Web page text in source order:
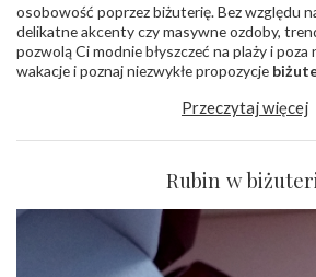
osobowość poprzez biżuterię. Bez względu
delikatne akcenty czy masywne ozdoby,
pozwolą Ci modnie błyszczeć na plaży i poza
wakacje i poznaj niezwykłe propozycje
Przeczytaj więcej
Rubin w